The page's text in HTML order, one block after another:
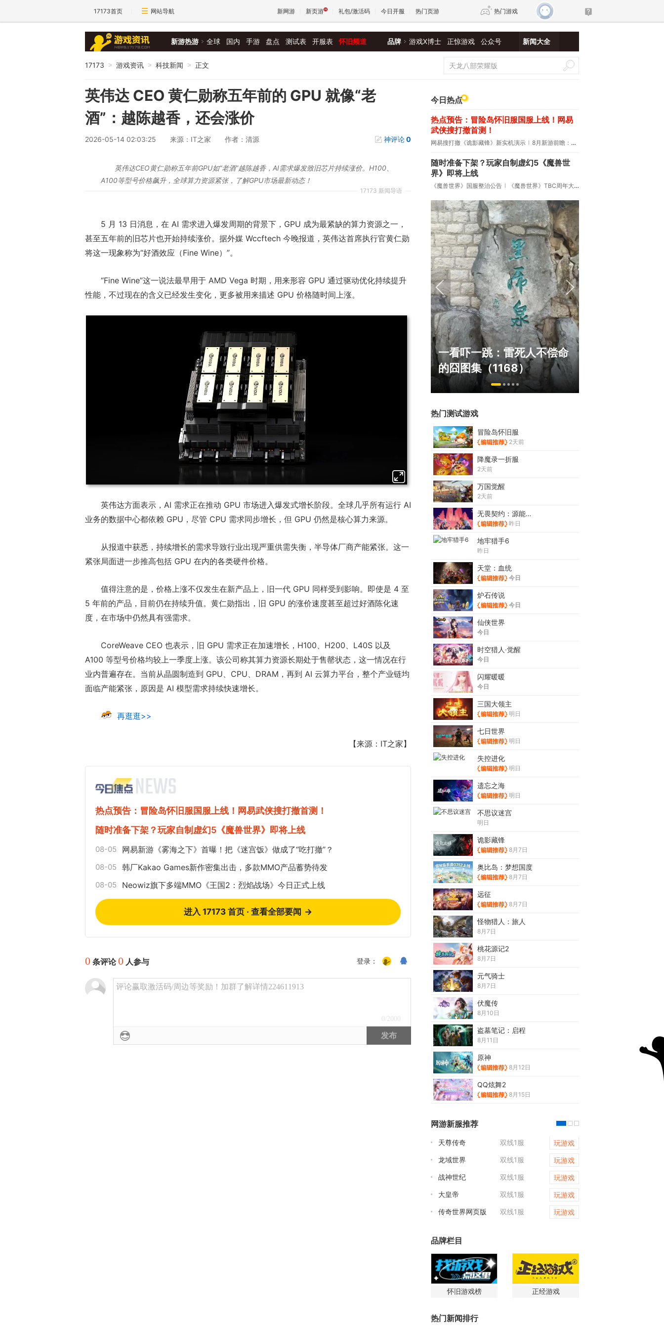
17173首页 网站导航 新网游 新页游 礼包/激活码 今日开服 热门页游 热门游戏
王权与自由 诛仙世界 仙剑世界
新游热游 全球 国内 手游 盘点 测试表 开服表 怀旧频道 品牌 游戏X博士 正惊游戏 公众号 新闻大全
17173 > 游戏资讯 > 科技新闻 > 正文
英伟达 CEO 黄仁勋称五年前的 GPU 就像“老
酒”：越陈越香，还会涨价
2026-05-14 02:03:25 来源：IT之家 作者：清源 神评论0
17173 新闻导语
英伟达CEO黄仁勋称五年前GPU如“老酒”越陈越香，AI需求爆发致旧芯片持续涨价。H100、
A100等型号价格飙升，全球算力资源紧张，了解GPU市场最新动态！
5 月 13 日消息，在 AI 需求进入爆发周期的背景下，GPU 成为最紧缺的算力资源之一，
甚至五年前的旧芯片也开始持续涨价。据外媒 Wccftech 今晚报道，英伟达首席执行官黄仁勋
将这一现象称为“好酒效应（Fine Wine）”。
“Fine Wine”这一说法最早用于 AMD Vega 时期，用来形容 GPU 通过驱动优化持续提升
性能，不过现在的含义已经发生变化，更多被用来描述 GPU 价格随时间上涨。
英伟达方面表示，AI 需求正在推动 GPU 市场进入爆发式增长阶段。全球几乎所有运行 AI
业务的数据中心都依赖 GPU，尽管 CPU 需求同步增长，但 GPU 仍然是核心算力来源。
从报道中获悉，持续增长的需求导致行业出现严重供需失衡，半导体厂商产能紧张。这一
紧张局面进一步推高包括 GPU 在内的各类硬件价格。
值得注意的是，价格上涨不仅发生在新产品上，旧一代 GPU 同样受到影响。即使是 4 至
5 年前的产品，目前仍在持续升值。黄仁勋指出，旧 GPU 的涨价速度甚至超过好酒陈化速
度，在市场中仍然具有强需求。
CoreWeave CEO 也表示，旧 GPU 需求正在加速增长，H100、H200、L40S 以及
A100 等型号价格均较上一季度上涨。该公司称其算力资源长期处于售罄状态，这一情况在行
业内普遍存在。当前从晶圆制造到 GPU、CPU、DRAM，再到 AI 云算力平台，整个产业链均
面临产能紧张，原因是 AI 模型需求持续快速增长。
再逛逛>>
【来源：IT之家】
热点预告：冒险岛怀旧服国服上线！网易武侠搜打撤首测！
随时准备下架？玩家自制虚幻5《魔兽世界》即将上线
08-05 网易新游《雾海之下》首曝！把《迷宫饭》做成了“吃打撤”？
08-05 韩厂Kakao Games新作密集出击，多款MMO产品蓄势待发
08-05 Neowiz旗下多端MMO《王国2：烈焰战场》今日正式上线
进入 17173 首页 · 查看全部要闻 →
0 条评论0 人参与 登录：
评论赢取激活码/周边等奖励！加群了解详情224611913
0 /2000
发布
今日热点
热点预告：冒险岛怀旧服国服上线！网易
武侠搜打撤首测！
网易搜打撤《诡影藏锋》新实机演示 8月新游前瞻：《诡秘之主》领衔
随时准备下架？玩家自制虚幻5《魔兽世
界》即将上线
《魔兽世界》国服整治公告 《魔兽世界》TBC周年大更：双经典团本回归！
老友服“逐鹿中原”火爆上
线，回馈18年天下老头
一看吓一跳：雷死人不偿命
的囧图集（1168）
热门测试游戏
冒险岛怀旧服
2天前
降魔录一折服
2天前
万国觉醒
2天前
无畏契约：源能行动
昨日
地牢猎手6
昨日
天堂：血统
今日
炉石传说
今日
仙侠世界
今日
时空猎人·觉醒
今日
闪耀暖暖
今日
三国大领主
明日
七日世界
明日
失控进化
明日
遗忘之海
明日
不思议迷宫
明日
诡影藏锋
8月7日
奥比岛：梦想国度
8月7日
远征
8月7日
怪物猎人：旅人
8月7日
桃花源记2
8月7日
元气骑士
8月7日
伏魔传
8月10日
盗墓笔记：启程
8月11日
原神
8月12日
QQ炫舞2
8月15日
网游新服推荐
天尊传奇 双线1服
玩游戏
龙域世界
双线1服
玩游戏
战神世纪
双线1服
玩游戏
大皇帝
双线1服
玩游戏
传奇世界网页版
双线1服 玩游戏
品牌栏目
怀旧游戏榜 正经游戏
热门新闻排行